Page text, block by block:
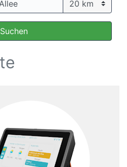
Suchen